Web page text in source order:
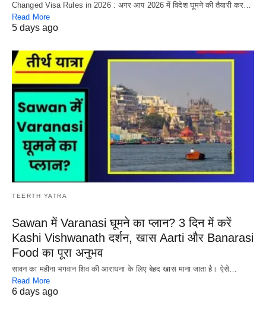
Changed Visa Rules in 2026 : अगर आप 2026 में विदेश घूमने की तैयारी कर…
Read More
5 days ago
TEERTH YATRA
Sawan में Varanasi घूमने का प्लान? 3 दिन में करें
Kashi Vishwanath दर्शन, खास Aarti और Banarasi
Food का पूरा अनुभव
सावन का महीना भगवान शिव की आराधना के लिए बेहद खास माना जाता है। ऐसे…
Read More
6 days ago